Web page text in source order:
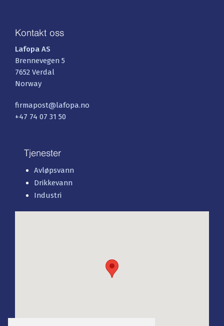
Kontakt oss
Lafopa AS
Brennevegen 5
7652 Verdal
Norway
firmapost@lafopa.no
+47 74 07 31 50
Tjenester
Avløpsvann
Drikkevann
Industri